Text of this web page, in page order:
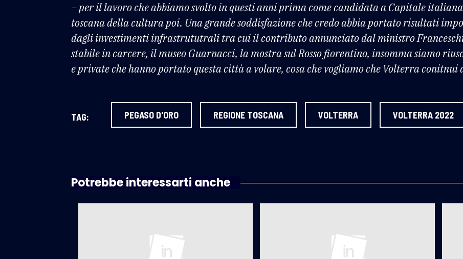
– per il lavoro che abbiamo svolto in questi anni prima come candidata a Capitale
toscana della cultura poi. Una grande soddisfazione che credo abbia portato risultati
dagli investimenti infrastrututrali tra cui il contributo annunciato dal ministro
stabile in carcere, il museo Guarnacci, la mostra sul Rosso fiorentino, insomma siamo
e private che hanno portato questa città a volare, cosa che vogliamo che Volterra conitnui
TAG: PEGASO D'ORO REGIONE TOSCANA VOLTERRA VOLTERRA 2022
Potrebbe interessarti anche